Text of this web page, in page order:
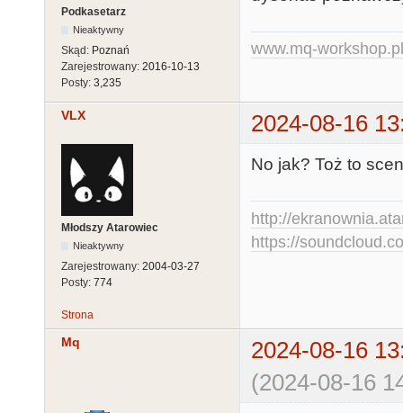
Podkasetarz
Nieaktywny
Skąd: Poznań
Zarejestrowany: 2016-10-13
Posty: 3,235
www.mq-workshop.pl
VLX 2024-08-16
Młodszy Atarowiec
Nieaktywny
Zarejestrowany: 2004-03-27
Posty: 774
No jak? Toż to
http://
https://
Strona
Mq
2024-08-16
(2024-08-16